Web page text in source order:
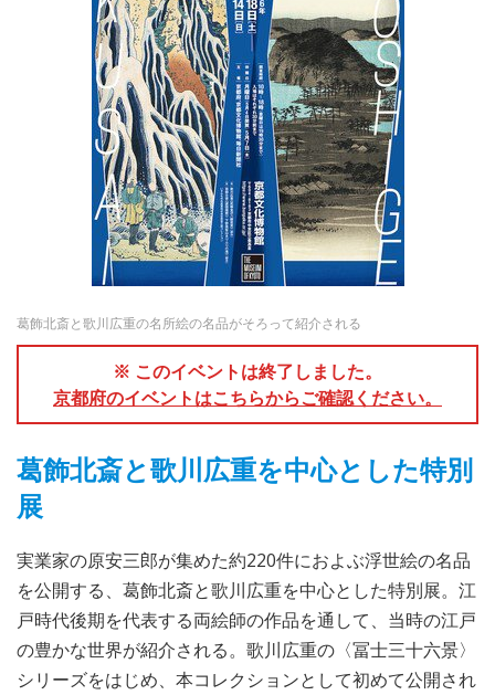
葛飾北斎と歌川広重の名所絵の名品がそろって紹介される
※ このイベントは終了しました。
京都府のイベントはこちらからご確認ください。
葛飾北斎と歌川広重を中心とした特別
展
実業家の原安三郎が集めた約220件におよぶ浮世絵の名品
を公開する、葛飾北斎と歌川広重を中心とした特別展。江
戸時代後期を代表する両絵師の作品を通して、当時の江戸
の豊かな世界が紹介される。歌川広重の〈冨士三十六景〉
シリーズをはじめ、本コレクションとして初めて公開され